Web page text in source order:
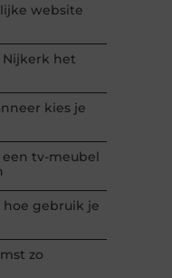
website
het
kies je
tv-meubel
gebruik je
zo